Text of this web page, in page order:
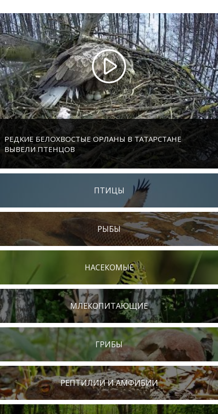
РЕДКИЕ БЕЛОХВОСТЫЕ ОРЛАНЫ В ТАТАРСТАНЕ
ВЫВЕЛИ ПТЕНЦОВ
ПТИЦЫ
РЫБЫ
НАСЕКОМЫЕ
МЛЕКОПИТАЮЩИЕ
ГРИБЫ
РЕПТИЛИИ И АМФИБИИ